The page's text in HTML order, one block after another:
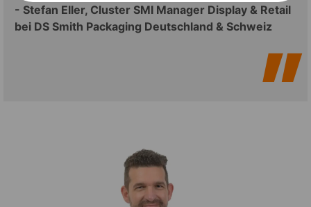
- Stefan Eller, Cluster SMI Manager Display & Retail
bei DS Smith Packaging Deutschland & Schweiz